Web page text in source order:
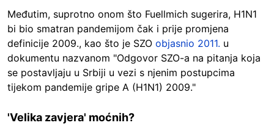
Međutim, suprotno onom što Fuellmich sugerira, H1N1
bi bio smatran pandemijom čak i prije promjena
definicije 2009., kao što je SZO objasnio 2011. u
dokumentu nazvanom "Odgovor SZO-a na pitanja koja
se postavljaju u Srbiji u vezi s njenim postupcima
tijekom pandemije gripe A (H1N1) 2009."
'Velika zavjera' moćnih?